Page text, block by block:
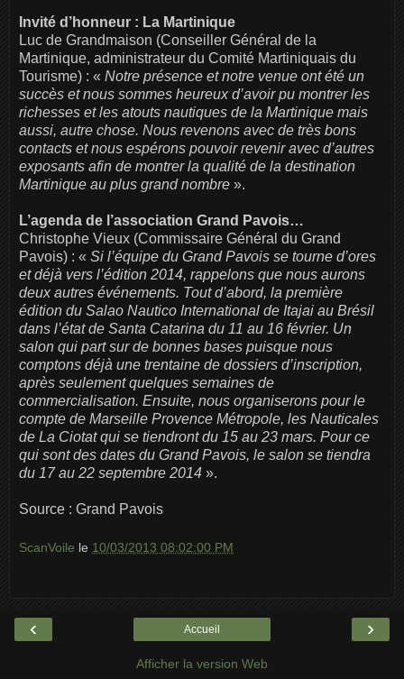
Invité d’honneur : La Martinique
Luc de Grandmaison (Conseiller Général de la
Martinique, administrateur du Comité Martiniquais du
Tourisme) : « Notre présence et notre venue ont été un
succès et nous sommes heureux d’avoir pu montrer les
richesses et les atouts nautiques de la Martinique mais
aussi, autre chose. Nous revenons avec de très bons
contacts et nous espérons pouvoir revenir avec d’autres
exposants afin de montrer la qualité de la destination
Martinique au plus grand nombre ».
L’agenda de l’association Grand Pavois…
Christophe Vieux (Commissaire Général du Grand
Pavois) : « Si l’équipe du Grand Pavois se tourne d’ores
et déjà vers l’édition 2014, rappelons que nous aurons
deux autres événements. Tout d’abord, la première
édition du Salao Nautico International de Itajai au Brésil
dans l’état de Santa Catarina du 11 au 16 février. Un
salon qui part sur de bonnes bases puisque nous
comptons déjà une trentaine de dossiers d’inscription,
après seulement quelques semaines de
commercialisation. Ensuite, nous organiserons pour le
compte de Marseille Provence Métropole, les Nauticales
de La Ciotat qui se tiendront du 15 au 23 mars. Pour ce
qui sont des dates du Grand Pavois, le salon se tiendra
du 17 au 22 septembre 2014 ».
Source : Grand Pavois
ScanVoile le 10/03/2013 08:02:00 PM
‹ ›
Accueil
Afficher la version Web